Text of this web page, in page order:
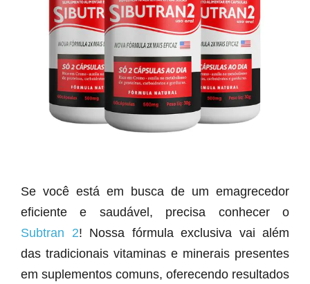
Se você está em busca de um emagrecedor
eficiente e saudável, precisa conhecer o
Subtran 2! Nossa fórmula exclusiva vai além
das tradicionais vitaminas e minerais presentes
em suplementos comuns, oferecendo resultados